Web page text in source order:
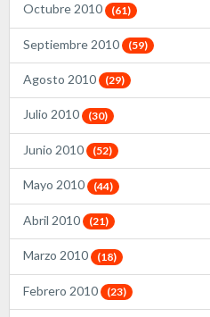
Octubre 2010 (61)
Septiembre 2010 (59)
Agosto 2010 (29)
Julio 2010 (30)
Junio 2010 (52)
Mayo 2010 (44)
Abril 2010 (21)
Marzo 2010 (18)
Febrero 2010 (23)